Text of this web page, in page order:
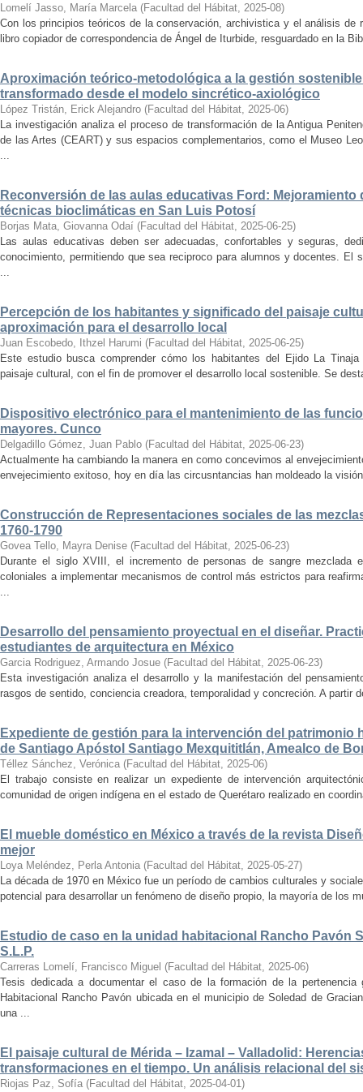
Lomelí Jasso, María Marcela (Facultad del Hábitat, 2025-08)
Con los principios teóricos de la conservación, archivistica y el análisis de
libro copiador de correspondencia de Ángel de Iturbide, resguardado en la
Aproximación teórico-metodológica a la gestión
transformado desde el modelo sincrético-axiológico
López Tristán, Erick Alejandro (Facultad del Hábitat, 2025-06)
La investigación analiza el proceso de transformación de la Antigua
de las Artes (CEART) y sus espacios complementarios, como el Museo
...
Reconversión de las aulas educativas Ford:
técnicas bioclimáticas en San Luis Potosí
Borjas Mata, Giovanna Odaí (Facultad del Hábitat, 2025-06-25)
Las aulas educativas deben ser adecuadas, confortables y seguras,
conocimiento, permitiendo que sea reciproco para alumnos y docentes. El
...
Percepción de los habitantes y significado del paisaje
aproximación para el desarrollo local
Juan Escobedo, Ithzel Harumi (Facultad del Hábitat, 2025-06-25)
Este estudio busca comprender cómo los habitantes del Ejido La
paisaje cultural, con el fin de promover el desarrollo local sostenible. Se
Dispositivo electrónico para el mantenimiento de las
mayores. Cunco
Delgadillo Gómez, Juan Pablo (Facultad del Hábitat, 2025-06-23)
Actualmente ha cambiando la manera en como concevimos al
envejecimiento exitoso, hoy en día las circusntancias han moldeado la
Construcción de Representaciones sociales de las
1760-1790
Govea Tello, Mayra Denise (Facultad del Hábitat, 2025-06-23)
Durante el siglo XVIII, el incremento de personas de sangre
coloniales a implementar mecanismos de control más estrictos para
...
Desarrollo del pensamiento proyectual en el diseñar.
estudiantes de arquitectura en México
Garcia Rodriguez, Armando Josue (Facultad del Hábitat, 2025-06-23)
Esta investigación analiza el desarrollo y la manifestación del
rasgos de sentido, conciencia creadora, temporalidad y concreción. A partir
Expediente de gestión para la intervención del patrimonio
de Santiago Apóstol Santiago Mexquititlán, Amealco de
Téllez Sánchez, Verónica (Facultad del Hábitat, 2025-06)
El trabajo consiste en realizar un expediente de intervención
comunidad de origen indígena en el estado de Querétaro realizado en
El mueble doméstico en México a través de la revista
mejor
Loya Meléndez, Perla Antonia (Facultad del Hábitat, 2025-05-27)
La década de 1970 en México fue un período de cambios culturales y
potencial para desarrollar un fenómeno de diseño propio, la mayoría de los
Estudio de caso en la unidad habitacional Rancho Pavón
S.L.P.
Carreras Lomelí, Francisco Miguel (Facultad del Hábitat, 2025-06)
Tesis dedicada a documentar el caso de la formación de la
Habitacional Rancho Pavón ubicada en el municipio de Soledad de
una ...
El paisaje cultural de Mérida – Izamal – Valladolid:
transformaciones en el tiempo. Un análisis relacional del
Riojas Paz, Sofía (Facultad del Hábitat, 2025-04-01)